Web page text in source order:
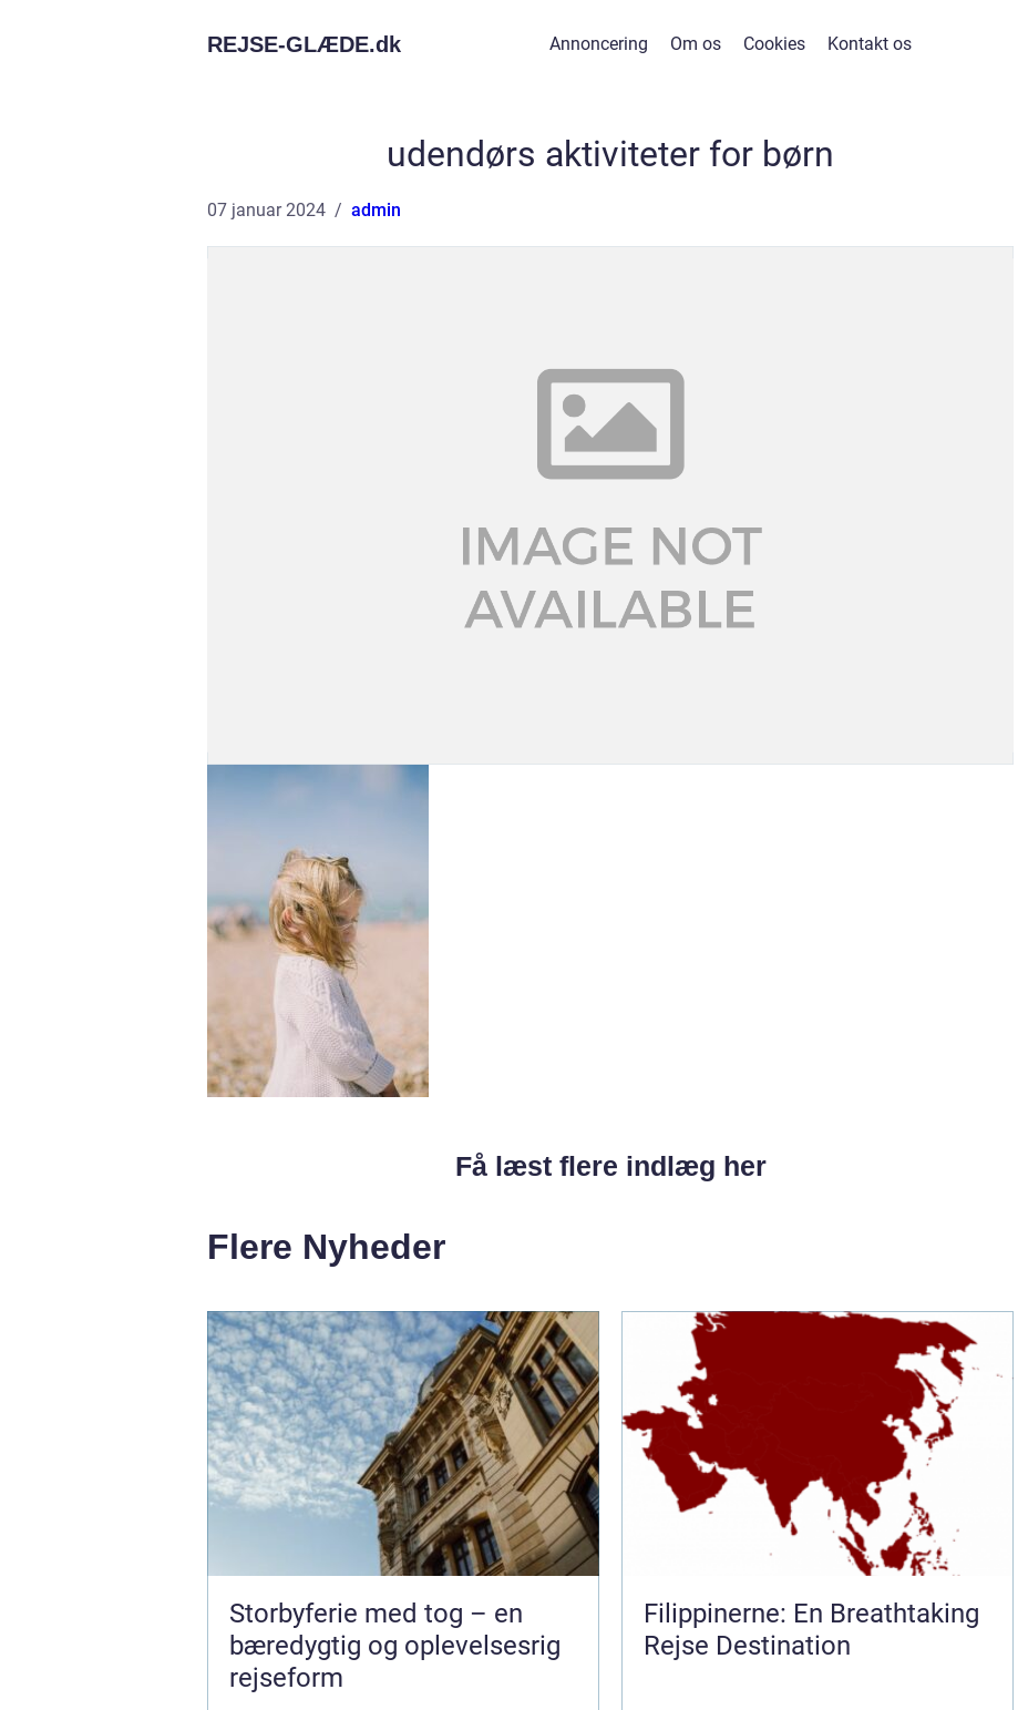
REJSE-GLÆDE.dk Annoncering Om os Cookies Kontakt os
udendørs aktiviteter for børn
07 januar 2024 admin
Få læst flere indlæg her
Flere Nyheder
Storbyferie med tog – en
bæredygtig og oplevelsesrig
rejseform
Filippinerne: En Breathtaking
Rejse Destination